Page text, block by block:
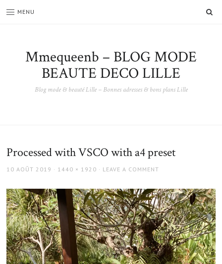
MENU
Mmequeenb – BLOG MODE
BEAUTE DECO LILLE
Blog mode & beauté Lille – Bonnes adresses & bons plans Lille
Processed with VSCO with a4 preset
POSTED
10 AOÛT 2019
FULL
1440 × 1920 LEAVE A COMMENT